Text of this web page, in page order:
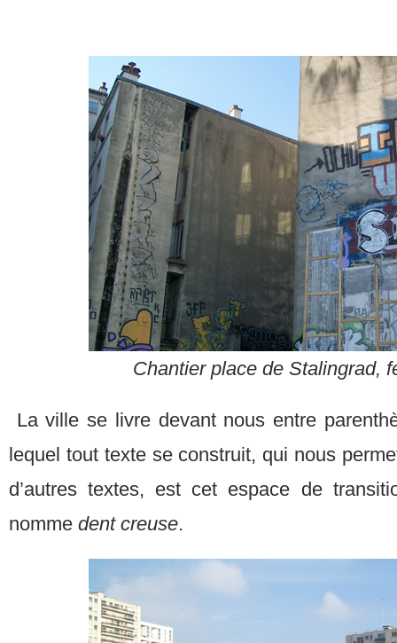
Chantier place de Stalingrad,
La ville se livre devant nous entre
lequel tout texte se construit, qui nous
d’autres textes, est cet espace de
nomme dent creuse.